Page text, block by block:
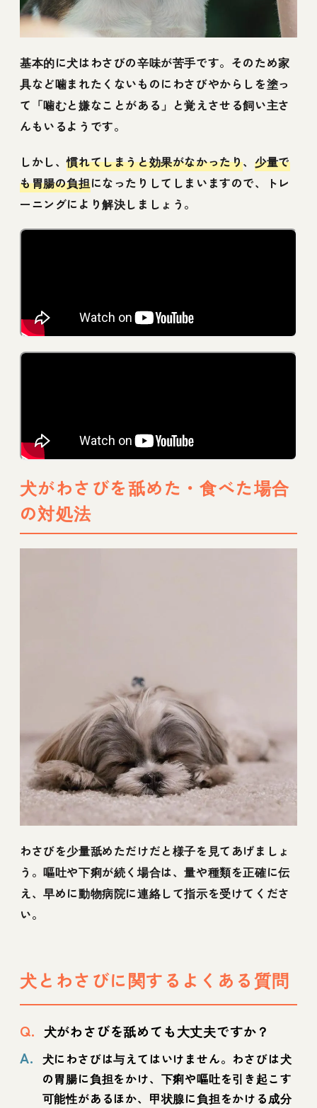
基本的に犬はわさびの辛味が苦手です。そのため家
具など噛まれたくないものにわさびやからしを塗っ
て「噛むと嫌なことがある」と覚えさせる飼い主さ
んもいるようです。
しかし、慣れてしまうと効果がなかったり、少量で
も胃腸の負担になったりしてしまいますので、トレ
ーニングにより解決しましょう。
犬がわさびを舐めた・食べた場合
の対処法
わさびを少量舐めただけだと様子を見てあげましょ
う。嘔吐や下痢が続く場合は、量や種類を正確に伝
え、早めに動物病院に連絡して指示を受けてくださ
い。
犬とわさびに関するよくある質問
Q. 犬がわさびを舐めても大丈夫ですか？
A.
犬にわさびは与えてはいけません。わさびは犬
の胃腸に負担をかけ、下痢や嘔吐を引き起こす
可能性があるほか、甲状腺に負担をかける成分